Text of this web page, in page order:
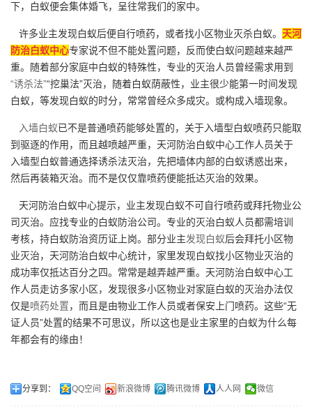
下，白蚁便会集体婚飞，呈往常我们的家中。
许多业主发现白蚁后便自行喷药，或者找小区物业灭杀白蚁。 天河
防治白蚁中心专家说不但不能处置问题，反而使白蚁问题越来越严
重。随着部分家庭中白蚁的特殊性，专业的灭治人员曾经需求用到
“诱杀法”“挖巢法”灭治，随着白蚁荫蔽性，业主很少能第一时间发现
白蚁，等发现白蚁的时分，常常曾经众多成灾。或构成入墙现象。
入墙白蚁已不是普通喷药能够处置的，关于入墙型白蚁喷药只能取
到驱逐的作用，而且越喷越严重，天河防治白蚁中心工作人员关于
入墙型白蚁普通选择诱杀法灭治，先把墙体内部的白蚁诱惑出来，
然后再装箱灭治。而不是仅仅靠喷药便能抵达灭治的效果。
天河防治白蚁中心提示，业主发现白蚁不可自行喷药或拜托物业公
司灭治。应找专业的白蚁防治公司。专业的灭治白蚁人员都需培训
考核，持白蚁防治资历证上岗。部分业主发现白蚁后会拜托小区物
业灭治，天河防治白蚁中心统计，家里发现白蚁找小区物业灭治的
成功率仅抵达百分之四。常常是越弄越严重。天河防治白蚁中心工
作人员走访多家小区，发现很多小区物业对家庭白蚁的灭治办法仅
仅是喷药处置，而且是由物业工作人员或者保安上门喷药。这些“无
证人员”处置的结果不可思议，所以这也是业主家里的白蚁为什么每
年都会有的缘由！
分享到： QQ空间 新浪微博 腾讯微博 人人网 微信